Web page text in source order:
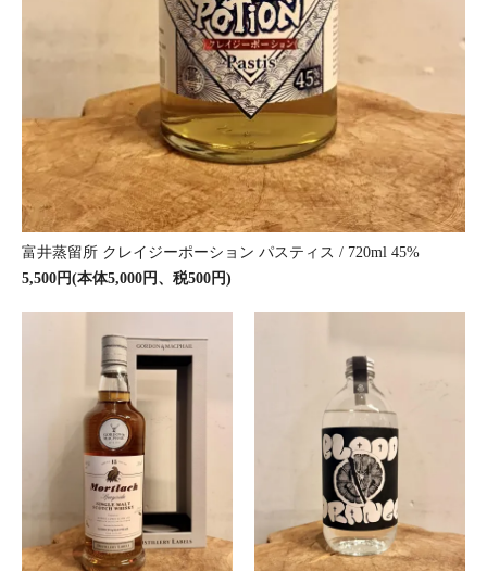
富井蒸留所 クレイジーポーション パスティス / 720ml 45%
5,500円(本体5,000円、税500円)